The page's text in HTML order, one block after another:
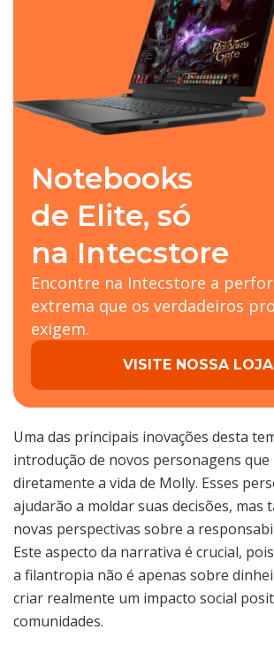
Notebooks
de Elite, só
na Intecstore
Encontre na Intecstore a
extrema que os verdadeiros
exigem.
VISITE NOSSA LOJA
Uma das principais inovações desta
introdução de novos personagens
diretamente a vida de Molly. Esses
ajudarão a moldar suas decisões, mas
novas perspectivas sobre a
Este aspecto da narrativa é crucial,
a filantropia não é apenas sobre
criar realmente um impacto social
comunidades.